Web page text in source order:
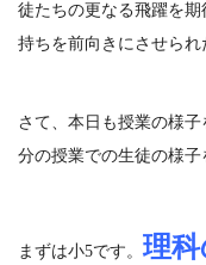
徒たちの更なる飛躍を
持ちを前向きにさせられ
さて、本日も授業の様
分の授業での生徒の様子
まずは小5です。 理